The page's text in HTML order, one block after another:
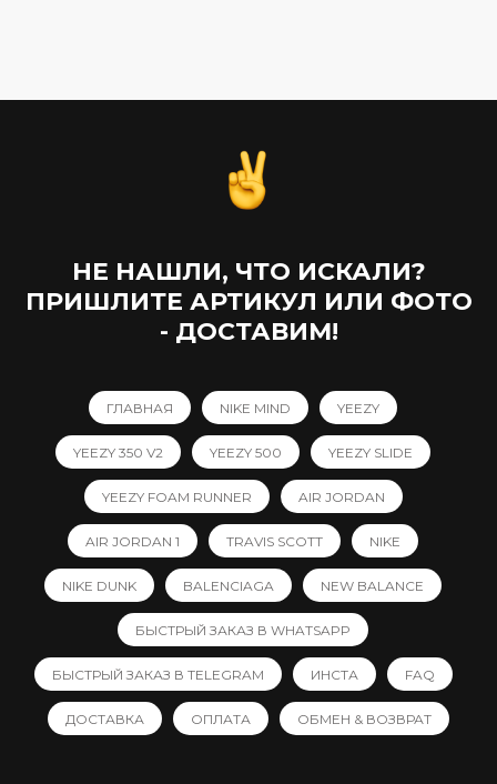
НЕ НАШЛИ, ЧТО ИСКАЛИ?
ПРИШЛИТЕ АРТИКУЛ ИЛИ ФОТО
- ДОСТАВИМ!
ГЛАВНАЯ NIKE MIND YEEZY
YEEZY 350 V2 YEEZY 500 YEEZY SLIDE
YEEZY FOAM RUNNER AIR JORDAN
AIR JORDAN 1 TRAVIS SCOTT NIKE
NIKE DUNK BALENCIAGA NEW BALANCE
БЫСТРЫЙ ЗАКАЗ В WHATSAPP
БЫСТРЫЙ ЗАКАЗ В TELEGRAM ИНСТА FAQ
ДОСТАВКА ОПЛАТА ОБМЕН & ВОЗВРАТ